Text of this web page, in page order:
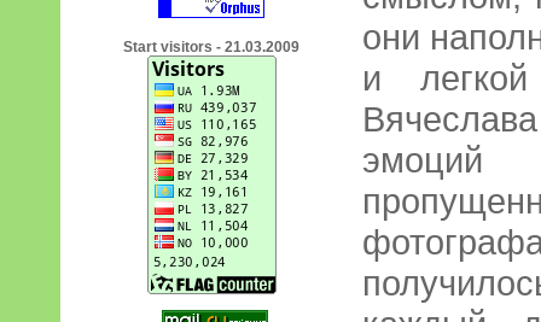
Start visitors - 21.03.2009
они
и
эмоций